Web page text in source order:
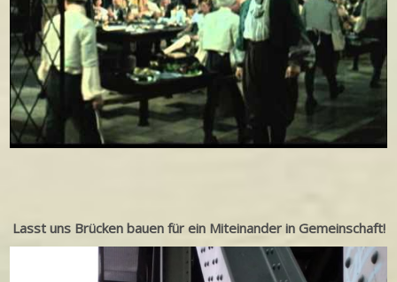
Lasst uns Brücken bauen für ein Miteinander in Gemeinschaft!